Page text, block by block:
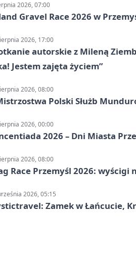
2026, 07:00
Gravel Race 2026 w
2026, 17:00
autorskie z Mileną
Jestem zajęta życiem”
2026, 08:00
Polski Służb
2026, 00:00
2026 – Dni Miasta
2026, 08:00
Race Przemyśl 2026:
2026, 05:15
Zamek w Łańcucie,